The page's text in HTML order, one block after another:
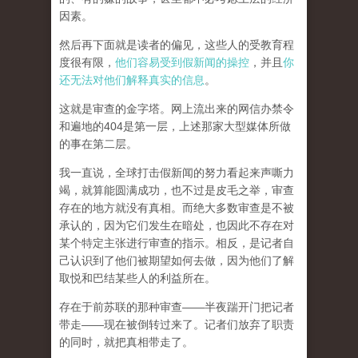
因素。
然后再下面就是读者的偏见，这些人的受教育程
度很有限， 他们容易受到假新闻的操控 ，并且 你
还无法对他们解释真实的信息 。
这就是审查的金字塔。网上流出来的网信办禁令
和遍地的404是第一层，上述那家大型媒体所做
的事在第二层。
我一直说，全球打击假新闻的努力看起来声嘶力
竭，就算能圆满成功，也不过是皮毛之举，审查
存在的地方就没有真相。而绝大多数审查是不被
承认的，因为它们发生在暗处，也因此不存在对
某个特定主张进行审查的指示。相反，是记者自
己认识到了他们被期望如何去做，因为他们了解
取悦和巴结某些人的利益所在。
存在于前苏联的那种审查——半夜踹开门把记者
带走——现在被倒转过来了。记者们放弃了职责
的同时，就把真相带走了。